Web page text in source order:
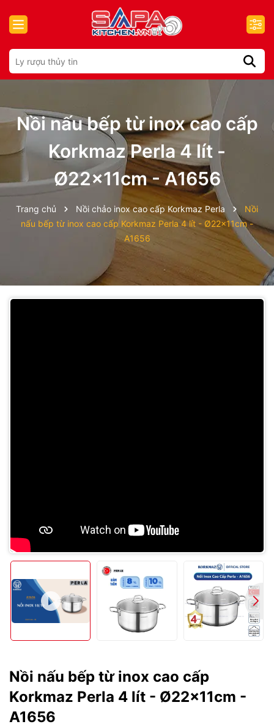
Nồi nấu bếp từ inox cao cấp
Korkmaz Perla 4 lít -
Ø22x11cm - A1656
Trang chủ Nồi chảo inox cao cấp Korkmaz Perla
Nồi
nấu bếp từ inox cao cấp Korkmaz Perla 4 lít - Ø22x11cm -
A1656
Nồi nấu bếp từ inox cao cấp
Korkmaz Perla 4 lít - Ø22x11cm -
A1656